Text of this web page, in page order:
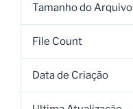
Tamanho do Arquivo
File Count
Data de Criação